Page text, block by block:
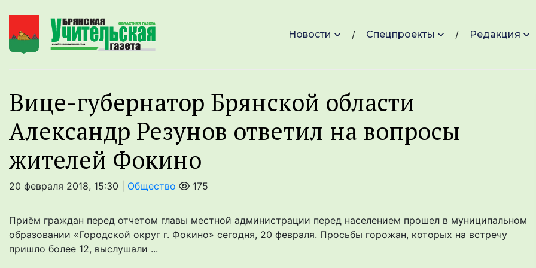
Новости Спецпроекты Редакция
Вице-губернатор Брянской области
Александр Резунов ответил на вопросы
жителей Фокино
20 февраля 2018, 15:30 | Общество 175
Приём граждан перед отчетом главы местной администрации перед населением прошел в муниципальном
образовании «Городской округ г. Фокино» сегодня, 20 февраля. Просьбы горожан, которых на встречу
пришло более 12, выслушали ...